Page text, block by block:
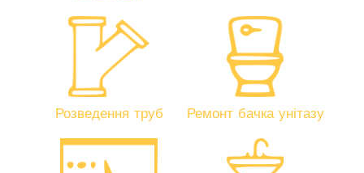
Розведення труб Ремонт бачка унітазу